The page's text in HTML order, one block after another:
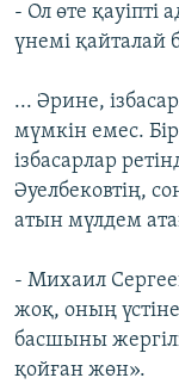
- Ол өте қауіпті
үнемі қайталай
... Әрине,
мүмкін емес.
ізбасарлар
Әуелбековтің,
атын мүлдем
- Михаил
жоқ, оның
басшыны
қойған жөн».